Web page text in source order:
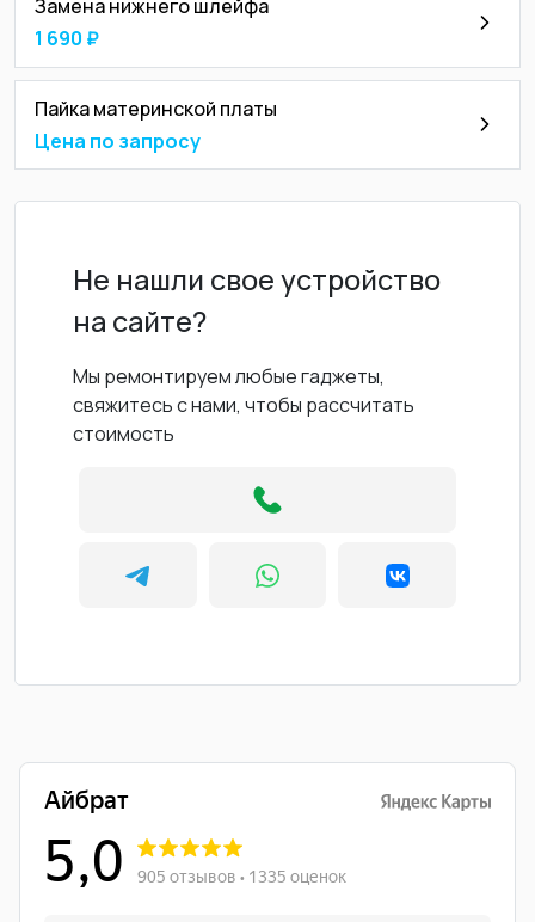
Замена нижнего шлейфа
1 690 ₽
Пайка материнской платы
Цена по запросу
Не нашли свое устройство
на сайте?
Мы ремонтируем любые гаджеты,
свяжитесь с нами, чтобы рассчитать
стоимость